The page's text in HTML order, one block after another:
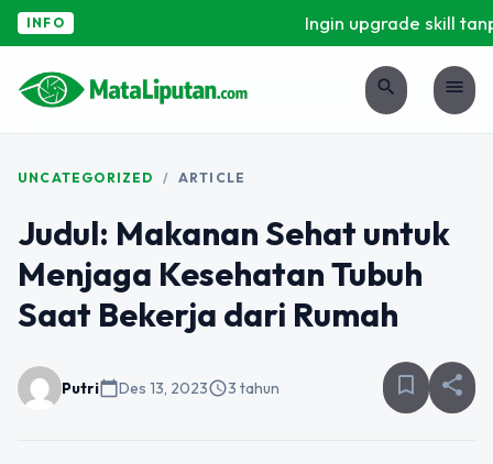
INFO Ingin upgrade skill
search menu
UNCATEGORIZED / ARTICLE
Judul: Makanan Sehat untuk
Menjaga Kesehatan Tubuh
Saat Bekerja dari Rumah
Putricalendar_todayDes 13, 2023schedule3 tahun bookmark_border share